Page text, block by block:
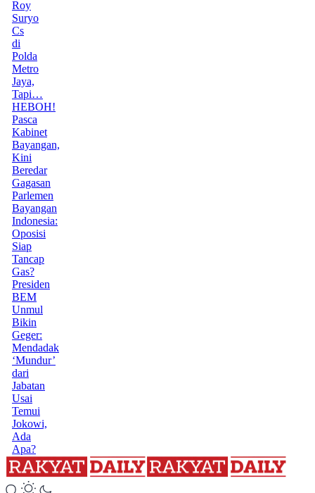
Roy
Suryo
Cs
di
Polda
Metro
Jaya,
Tapi…
HEBOH!
Pasca
Kabinet
Bayangan,
Kini
Beredar
Gagasan
Parlemen
Bayangan
Indonesia:
Oposisi
Siap
Tancap
Gas?
Presiden
BEM
Unmul
Bikin
Geger:
Mendadak
‘Mundur’
dari
Jabatan
Usai
Temui
Jokowi,
Ada
Apa?